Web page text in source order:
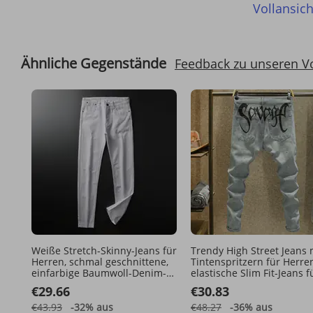
Ähnliche Gegenstände Feedback zu unseren
Weiße Stretch-Skinny-Jeans für
Herren, schmal geschnittene,
einfarbige Baumwoll-Denim-
Hose, lässige Alltagshose
€29.66
€43.93 -32% aus
Trendy High Street Jeans
Tintenspritzern für
elastische Slim Fit-Jeans
Jugendliche,
bedruckte Skinny-Lange
für Herren
€30.83
€48.27 -36% aus